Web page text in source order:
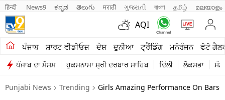
हिन्दी News9 ಕನ್ನಡ తెలుగు मराठी ગુજરાતી বাংলা தமிழ் മലയാളം
AQI
ਪੰਜਾਬ ਸ਼ਾਰਟ ਵੀਡੀਓਜ਼ ਦੇਸ਼ ਦੁਨੀਆ ਟ੍ਰੈਂਡਿੰਗ ਮਨੋਰੰਜਨ ਫੋਟੋ
ਪੰਜਾਬ ਦਾ ਮੌਸਮ ਹੁਕਮਨਾਮਾ ਸ੍ਰੀ ਦਰਬਾਰ ਸਾਹਿਬ ਦਿੱਲੀ ਲੋਕਸਭਾ
ਖੇਤੀਬਾੜੀ
ਸ਼ਾਰਟ ਵੀਡੀਓਜ਼
ਕਾਰੋਬਾਰ
Punjabi News Trending Girls Amazing Performance On